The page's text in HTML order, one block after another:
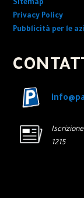
Sitemap
Privacy Policy
Pubblicità per le
1215